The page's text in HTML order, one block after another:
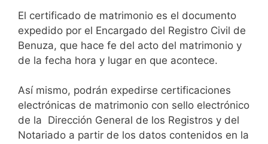
El certificado de matrimonio es el documento
expedido por el Encargado del Registro Civil de
Benuza, que hace fe del acto del matrimonio y
de la fecha hora y lugar en que acontece.
Así mismo, podrán expedirse certificaciones
electrónicas de matrimonio con sello electrónico
de la Dirección General de los Registros y del
Notariado a partir de los datos contenidos en la